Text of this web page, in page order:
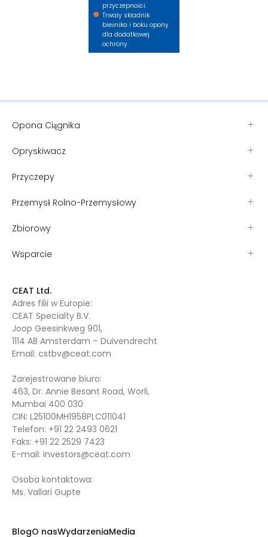
przyczepności.
Trwały składnik
bieżnika i boku opony
dla dodatkowej
ochrony.
Opona Ciągnika
Opryskiwacz
Przyczepy
Przemysł Rolno-Przemysłowy
Zbiorowy
Wsparcie
CEAT Ltd.
Adres filii w Europie:
CEAT Specialty B.V.
Joop Geesinkweg 901,
1114 AB Amsterdam – Duivendrecht
Email: cstbv@ceat.com
Zarejestrowane biuro:
463, Dr. Annie Besant Road, Worli,
Mumbai 400 030
CIN: L25100MH1958PLC011041
Telefon: +91 22 2493 0621
Faks: +91 22 2529 7423
E-mail: investors@ceat.com
Osoba kontaktowa:
Ms. Vallari Gupte
BlogO nasWydarzeniaMedia